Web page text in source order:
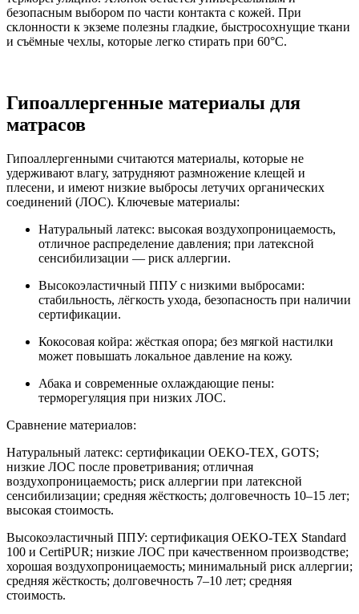
безопасным выбором по части контакта с кожей. При
склонности к экземе полезны гладкие, быстросохнущие ткани
и съёмные чехлы, которые легко стирать при 60°C.
Гипоаллергенные материалы для
матрасов
Гипоаллергенными считаются материалы, которые не
удерживают влагу, затрудняют размножение клещей и
плесени, и имеют низкие выбросы летучих органических
соединений (ЛОС). Ключевые материалы:
Натуральный латекс: высокая воздухопроницаемость,
отличное распределение давления; при латексной
сенсибилизации — риск аллергии.
Высокоэластичный ППУ с низкими выбросами:
стабильность, лёгкость ухода, безопасность при наличии
сертификации.
Кокосовая койра: жёсткая опора; без мягкой настилки
может повышать локальное давление на кожу.
Абака и современные охлаждающие пены:
терморегуляция при низких ЛОС.
Сравнение материалов:
Натуральный латекс: сертификации OEKO-TEX, GOTS;
низкие ЛОС после проветривания; отличная
воздухопроницаемость; риск аллергии при латексной
сенсибилизации; средняя жёсткость; долговечность 10–15 лет;
высокая стоимость.
Высокоэластичный ППУ: сертификация OEKO-TEX Standard
100 и CertiPUR; низкие ЛОС при качественном производстве;
хорошая воздухопроницаемость; минимальный риск аллергии;
средняя жёсткость; долговечность 7–10 лет; средняя
стоимость.